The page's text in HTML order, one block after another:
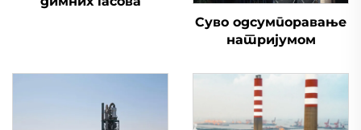
Суво одсумпоравање
натријумом